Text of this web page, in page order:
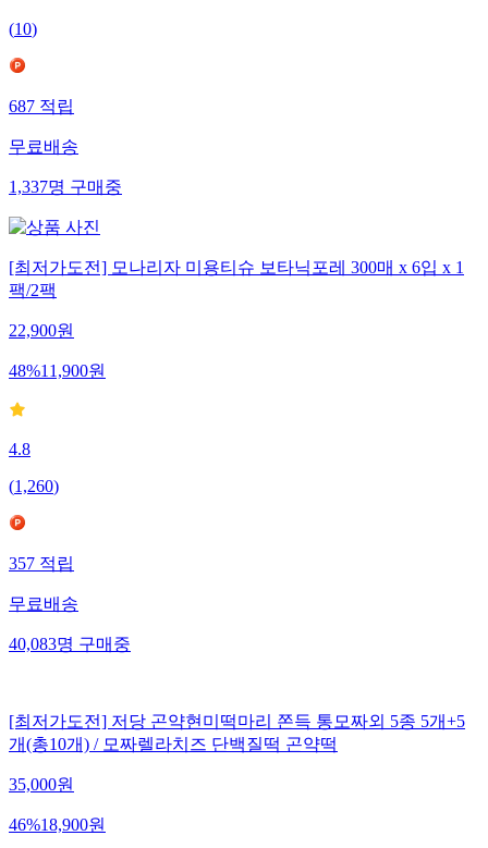
(10)
687적립
무료배송
1,337명구매중
[최저가도전] 모나리자 미용티슈 보타닉포레 300매 x 6입 x 1
팩/2팩
22,900원
48%11,900원
4.8
(1,260)
357적립
무료배송
40,083명구매중
[최저가도전] 저당 곤약현미떡마리 쫀득 통모짜외 5종 5개+5
개(총10개) / 모짜렐라치즈 단백질떡 곤약떡
35,000원
46%18,900원